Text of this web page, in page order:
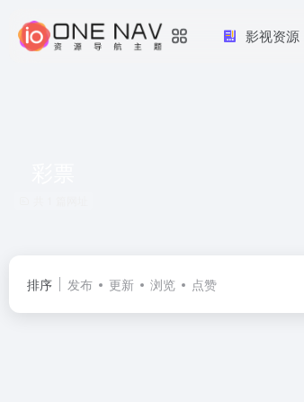
影视资源
排序 发布 更新 浏览 点赞